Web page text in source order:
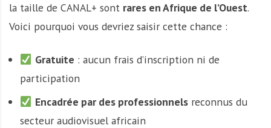
la taille de CANAL+ sont rares en Afrique de l’Ouest.
Voici pourquoi vous devriez saisir cette chance :
Gratuite : aucun frais d’inscription ni de
participation
Encadrée par des professionnelsreconnus du
secteur audiovisuel africain